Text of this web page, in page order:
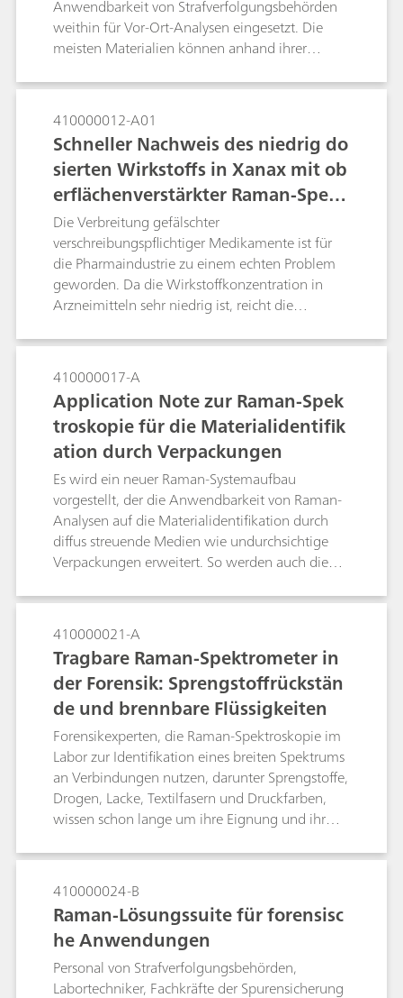
Anwendbarkeit von Strafverfolgungsbehörden
weithin für Vor-Ort-Analysen eingesetzt. Die
meisten Materialien können anhand ihrer
steile, charakteristische Peaks aufweisen, die als
molekularer Finderabdruck dienen. Viele
Strassenproben haben jedoch eine dunkle Farbe
und sind nicht rein. Die häufig durch
Unreinheiten bedingte, dunkle Farbe verursacht
Fluoreszenz, welche die Raman-Messungen
beeinträchtigt. Eine Methode zur Unterdrückung
der Fluoreszenz einer Probe und Verbesserung
der Raman-Leistung bzw. des Raman-Signals ist
der Einsatz der oberflächenverstärkten Raman-
Spektroskopie (SERS).
410000012-A01
Schneller Nachweis des niedrig do
sierten Wirkstoffs in Xanax mit ob
erflächenverstärkter Raman-Spekt
roskopie zur Fälschungsbekämpfu
ng
Die Verbreitung gefälschter
verschreibungspflichtiger Medikamente ist für
die Pharmaindustrie zu einem echten Problem
geworden. Da die Wirkstoffkonzentration in
Arzneimitteln sehr niedrig ist, reicht die
Spektroskopie für gewöhnlich nicht aus, um den
Wirkstoff über die Oberfläche einer Tablette zu
bestimmen. In dieser Studie entwickeln wir
einen oberflächenverstärkten Raman-
Spektroskopie (SERS)-basierten Ansatz, um eine
niedrige Dosis des API Alprazolam in einer
Xanax-Tablette mit einem tragbaren Raman-
Spektrometer zu identifizieren. Sind bei einer
Xanax-Tablette keine mit Alprazolam
übereinstimmenden SERS-Peaks feststellbar, ist
die Tablette vermutlich eine Fälschung. Die
Methode demonstriert die Eignung von SERS zur
schnellen Überprüfung, ob in der Tablette
Schutz vor Fälschungen.
410000017-A
Application Note zur Raman-Spek
troskopie für die Materialidentifik
ation durch Verpackungen
Es wird ein neuer Raman-Systemaufbau
vorgestellt, der die Anwendbarkeit von Raman-
Analysen auf die Materialidentifikation durch
diffus streuende Medien wie undurchsichtige
Verpackungen erweitert. So werden auch die
Identifikation thermolabiler, photolabiler oder
heterogener Proben durch diese Medien
ermöglicht.
410000021-A
Tragbare Raman-Spektrometer in
der Forensik: Sprengstoffrückstän
de und brennbare Flüssigkeiten
Forensikexperten, die Raman-Spektroskopie im
Labor zur Identifikation eines breiten Spektrums
an Verbindungen nutzen, darunter Sprengstoffe,
Drogen, Lacke, Textilfasern und Druckfarben,
wissen schon lange um ihre Eignung und ihr
Raman-Spektroskopie in Laborqualität
ausserhalb des Labors, z. B. für die In-situ-
Analyse an einem Tatort, war bis vor einigen
Jahren jedoch ausschliesslich Stoff für
Kriminalromane. Glücklicherweise sind
inzwischen moderne, tragbare Raman-
Spektrometer im Handel erhältlich und ihre
410000024-B
Raman-Lösungssuite für forensisc
he Anwendungen
Personal von Strafverfolgungsbehörden,
Labortechniker, Fachkräfte der Spurensicherung